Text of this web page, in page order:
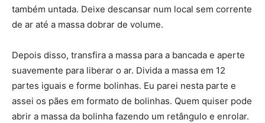
também untada. Deixe descansar num local sem corrente
de ar até a massa dobrar de volume.
Depois disso, transfira a massa para a bancada e aperte
suavemente para liberar o ar. Divida a massa em 12
partes iguais e forme bolinhas. Eu parei nesta parte e
assei os pães em formato de bolinhas. Quem quiser pode
abrir a massa da bolinha fazendo um retângulo e enrolar.